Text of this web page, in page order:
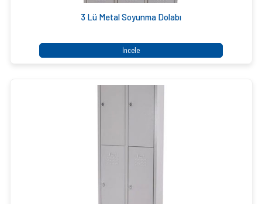
3 Lü Metal Soyunma Dolabı
İncele